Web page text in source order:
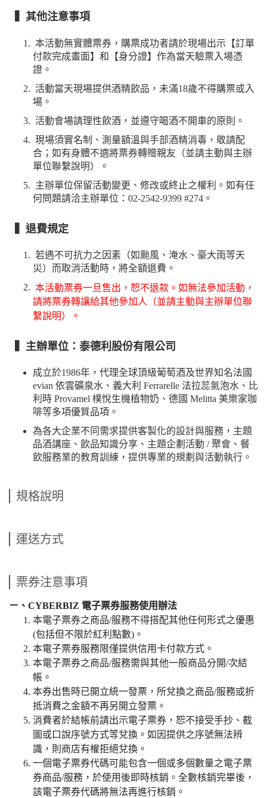
▍其他注意事項
本活動無實體票券，購票成功者請於現場出示【訂單
付款完成畫面】和【身分證】作為當天驗票入場憑
證。
活動當天現場提供酒精飲品，未滿18歲不得購票或入
場。
活動會場請理性飲酒，並遵守喝酒不開車的原則。
現場須實名制、測量額溫與手部酒精消毒，敬請配
合；如有身體不適將票券轉贈親友（並請主動與主辦
單位聯繫說明）。
主辦單位保留活動變更、修改或終止之權利。如有任
何問題請洽主辦單位：02-2542-9399 #274。
▍退費規定
若遇不可抗力之因素（如颱風、淹水、豪大雨等天
災）而取消活動時，將全額退費。
本活動票券一旦售出，恕不退款。如無法參加活動，
請將票券轉讓給其他參加人（並請主動與主辦單位聯
繫說明）。
▍主辦單位：泰德利股份有限公司
成立於1986年，代理全球頂級葡萄酒及世界知名法國
evian 依雲礦泉水、義大利 Ferrarelle 法拉蕊氣泡水、比
利時 Provamel 樸悅生機植物奶、德國 Melitta 美樂家咖
啡等多項優質品項。
為各大企業不同需求提供客製化的設計與服務，主題
品酒講座、飲品知識分享、主題企劃活動 / 聚會、餐
飲服務業的教育訓練，提供專業的規劃與活動執行。
規格說明
運送方式
票券注意事項
ㄧ、CYBERBIZ 電子票券服務使用辦法
本電子票券之商品/服務不得搭配其他任何形式之優惠
(包括但不限於紅利點數)。
本電子票券服務限僅提供信用卡付款方式。
本電子票券之商品/服務需與其他一般商品分開/次結
帳。
本券出售時已開立統一發票，所兌換之商品/服務或折
抵消費之金額不再另開立發票。
消費者於結帳前請出示電子票券，恕不接受手抄、截
圖或口說序號方式等兌換。如因提供之序號無法辨
識，則商店有權拒絕兌換。
一個電子票券代碼可能包含一個或多個數量之電子票
券商品/服務，於使用後即時核銷。全數核銷完畢後，
該電子票券代碼將無法再進行核銷。